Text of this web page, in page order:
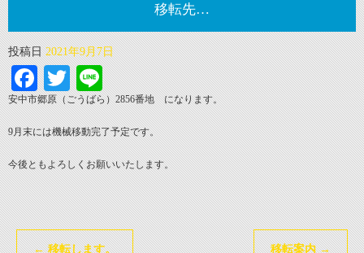
移転先…
投稿日 2021年9月7日
Facebook
Twitter
Line
安中市郷原（ごうばら）2856番地 になります。
9月末には機械移動完了予定です。
今後ともよろしくお願いいたします。
←移転します。 移転案内→